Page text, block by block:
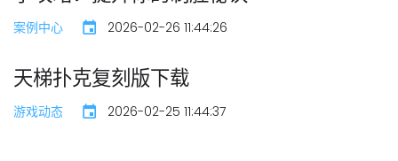
案例中心 2026-02-26 11:44:26
天梯扑克复刻版下载
游戏动态 2026-02-25 11:44:37